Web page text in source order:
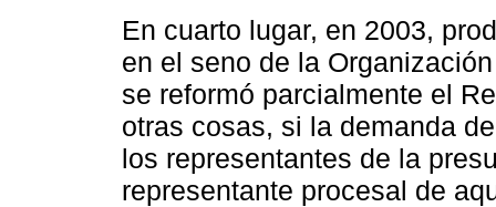
En cuarto lugar, en 2003,
en el seno de la
se reformó parcialmente el
otras cosas, si la demanda
los representantes de la
representante procesal de